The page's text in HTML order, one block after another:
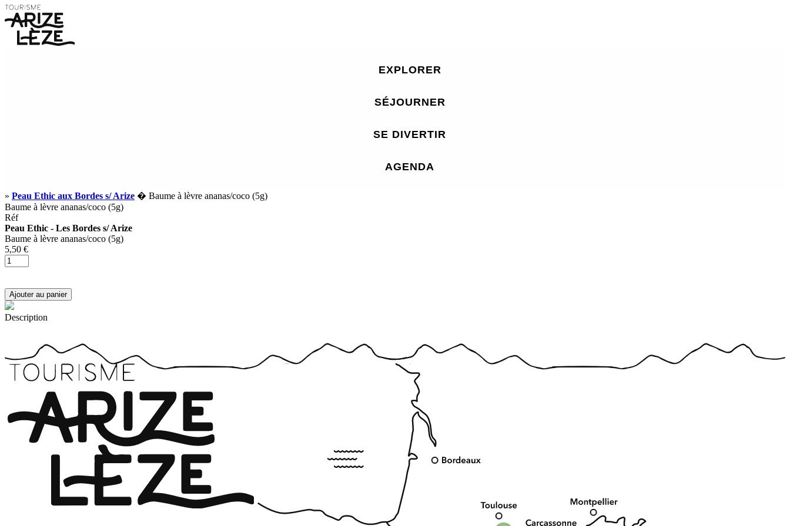
EXPLORER
SÉJOURNER
SE DIVERTIR
AGENDA
» Peau Ethic aux Bordes s/ Arize � Baume à lèvre ananas/coco (5g)
Baume à lèvre ananas/coco (5g)
Réf
Peau Ethic - Les Bordes s/ Arize
Baume à lèvre ananas/coco (5g)
5,50 €
Description